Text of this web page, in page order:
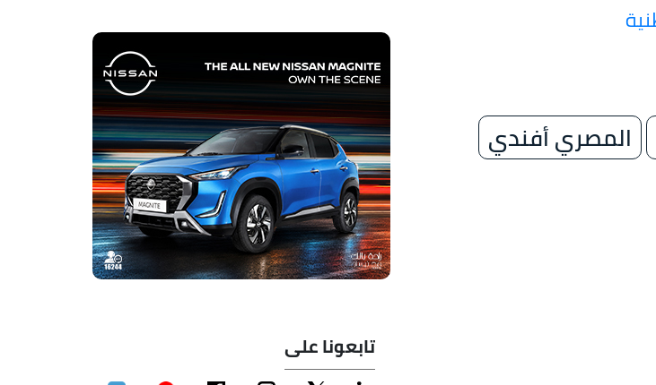
المصري أفندي
تابعونا على